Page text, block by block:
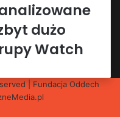
dużo
Watch
| Fundacja Oddech